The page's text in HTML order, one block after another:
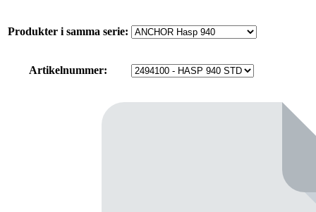
Produkter i samma serie:
Artikelnummer: